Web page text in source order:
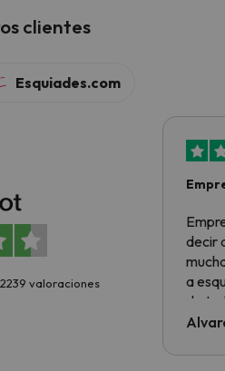
clientes
Esquiades.com
valoraciones
decir
a
de
al
culpa